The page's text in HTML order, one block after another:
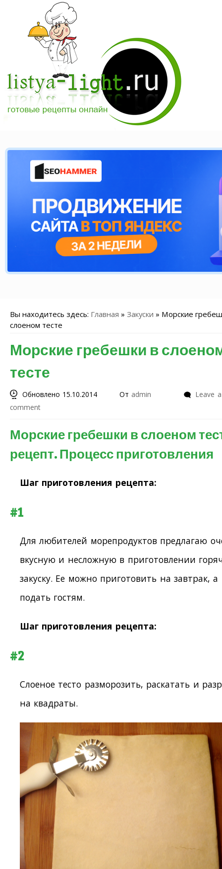
Вы находитесь здесь: Главная » Закуски » Морские
слоеном тесте
Морские гребешки в
тесте
Обновлено 15.10.2014 От admin
Leave a
comment
Морские гребешки в слоеном
рецепт. Процесс приготовления
Шаг приготовления рецепта:
#1
Для любителей морепродуктов предлагаю
вкусную и несложную в приготовлении
закуску. Ее можно приготовить на завтрак, а
подать гостям.
Шаг приготовления рецепта:
#2
Слоеное тесто разморозить, раскатать и
на квадраты.